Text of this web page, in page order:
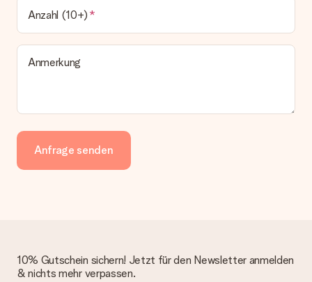
Anzahl (10+)
Anmerkung
Anfrage senden
10% Gutschein sichern! Jetzt für den Newsletter anmelden
& nichts mehr verpassen.